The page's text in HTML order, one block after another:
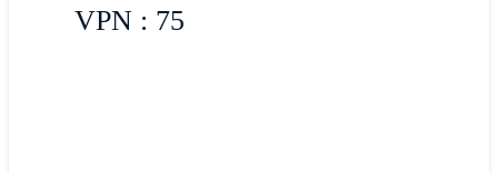
VPN : 75